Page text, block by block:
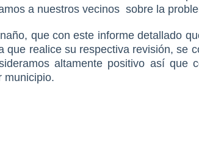
a nuestros vecinos sobre la
que con este informe detallado
que realice su respectiva revisión, se
altamente positivo así que
municipio.